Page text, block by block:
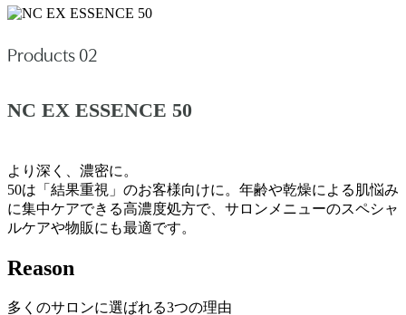
Products 02
NC EX ESSENCE 50
より深く、濃密に。
50は「結果重視」のお客様向けに。年齢や乾燥による肌悩み
に集中ケアできる高濃度処方で、サロンメニューのスペシャ
ルケアや物販にも最適です。
Reason
多くのサロンに選ばれる3つの理由